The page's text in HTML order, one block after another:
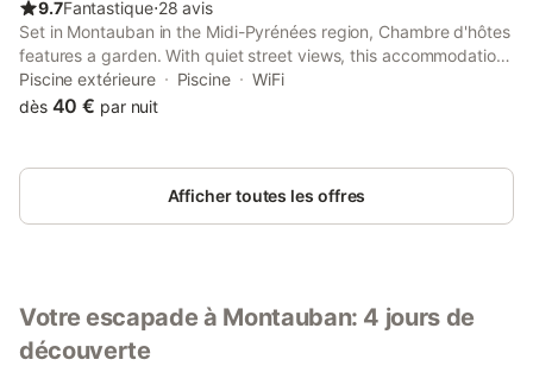
9.7Fantastique⋅28 avis
Set in Montauban in the Midi-Pyrénées region, Chambre d'hôtes
features a garden. With quiet street views, this accommodation
offers a terrace and a swimming pool. Free WiFi is available
throughout the property and Les Aiguillons Golf Course is 6.
Piscine extérieure Piscine
WiFi
dès 40 € par nuit
Afficher toutes les offres
Votre escapade à Montauban: 4 jours de
découverte